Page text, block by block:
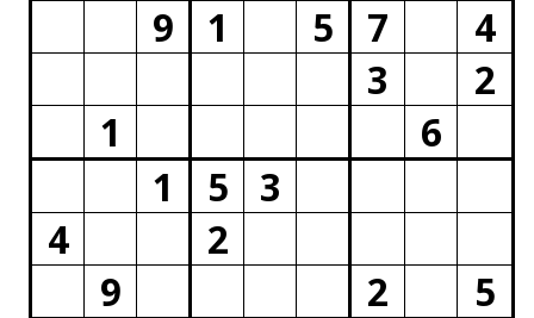
9
1 5 7
4
3
2
1
6
1
5
3
4
2
9
2 5